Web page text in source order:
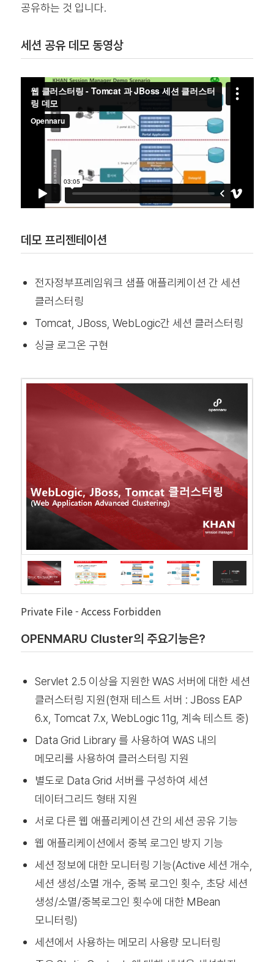
공유하는 것 입니다.
세션 공유 데모 동영상
데모 프리젠테이션
전자정부프레임워크 샘플 애플리케이션 간 세션
클러스터링
Tomcat, JBoss, WebLogic간 세션 클러스터링
싱글 로그온 구현
Private File - Access Forbidden
OPENMARU Cluster의 주요기능은?
Servlet 2.5 이상을 지원한 WAS 서버에 대한 세션
클러스터링 지원(현재 테스트 서버 : JBoss EAP
6.x, Tomcat 7.x, WebLogic 11g, 계속 테스트 중)
Data Grid Library 를 사용하여 WAS 내의
메모리를 사용하여 클러스터링 지원
별도로 Data Grid 서버를 구성하여 세션
데이터그리드 형태 지원
서로 다른 웹 애플리케이션 간의 세션 공유 기능
웹 애플리케이션에서 중복 로그인 방지 기능
세션 정보에 대한 모니터링 기능(Active 세션 개수,
세션 생성/소멸 개수, 중복 로그인 횟수, 초당 세션
생성/소멸/중복로그인 횟수에 대한 MBean
모니터링)
세션에서 사용하는 메모리 사용량 모니터링